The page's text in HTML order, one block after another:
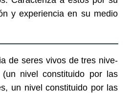
y ex­pe­rien­cia en su medio
de seres vivos de tres ni­ve­
(un nivel cons­ti­tui­do por las
un nivel cons­ti­tui­do por las